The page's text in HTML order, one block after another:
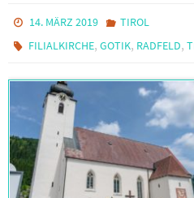
14. MÄRZ 2019
TIROL
FILIALKIRCHE,GOTIK, RADFELD,